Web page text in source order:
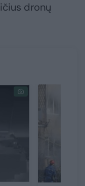
dronų